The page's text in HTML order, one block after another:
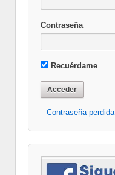
Contraseña
Recuérdame
Contraseña perdida